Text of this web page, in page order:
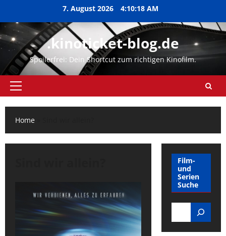
springen
7. August 2026 4:10:18 AM
.kinoticket-blog.de
Spoilerfrei: Dein Shortcut zum richtigen Kinofilm.
Primäres
Home
Film-
und
Serien
Suche
Search